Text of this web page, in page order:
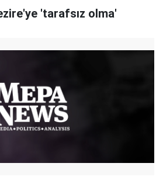
'tarafsız olma'